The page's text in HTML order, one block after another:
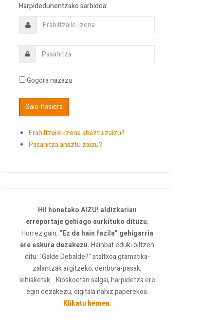
Harpidedunentzako sarbidea:
Gogora nazazu
Erabiltzaile-izena ahaztu zaizu?
Pasahitza ahaztu zaizu?
Hil honetako AIZU! aldizkarian
erreportaje gehiago aurkituko dituzu.
Horrez gain, “Ez da hain fazila” gehigarria
ere eskura dezakezu.Hainbat eduki biltzen
ditu: "Galde Debalde?" ataltxoa gramatika-
zalantzak argitzeko, denbora-pasak,
lehiaketak... Kioskoetan salgai, harpidetza ere
egin dezakezu, digitala nahiz paperekoa.
Klikatu hemen.